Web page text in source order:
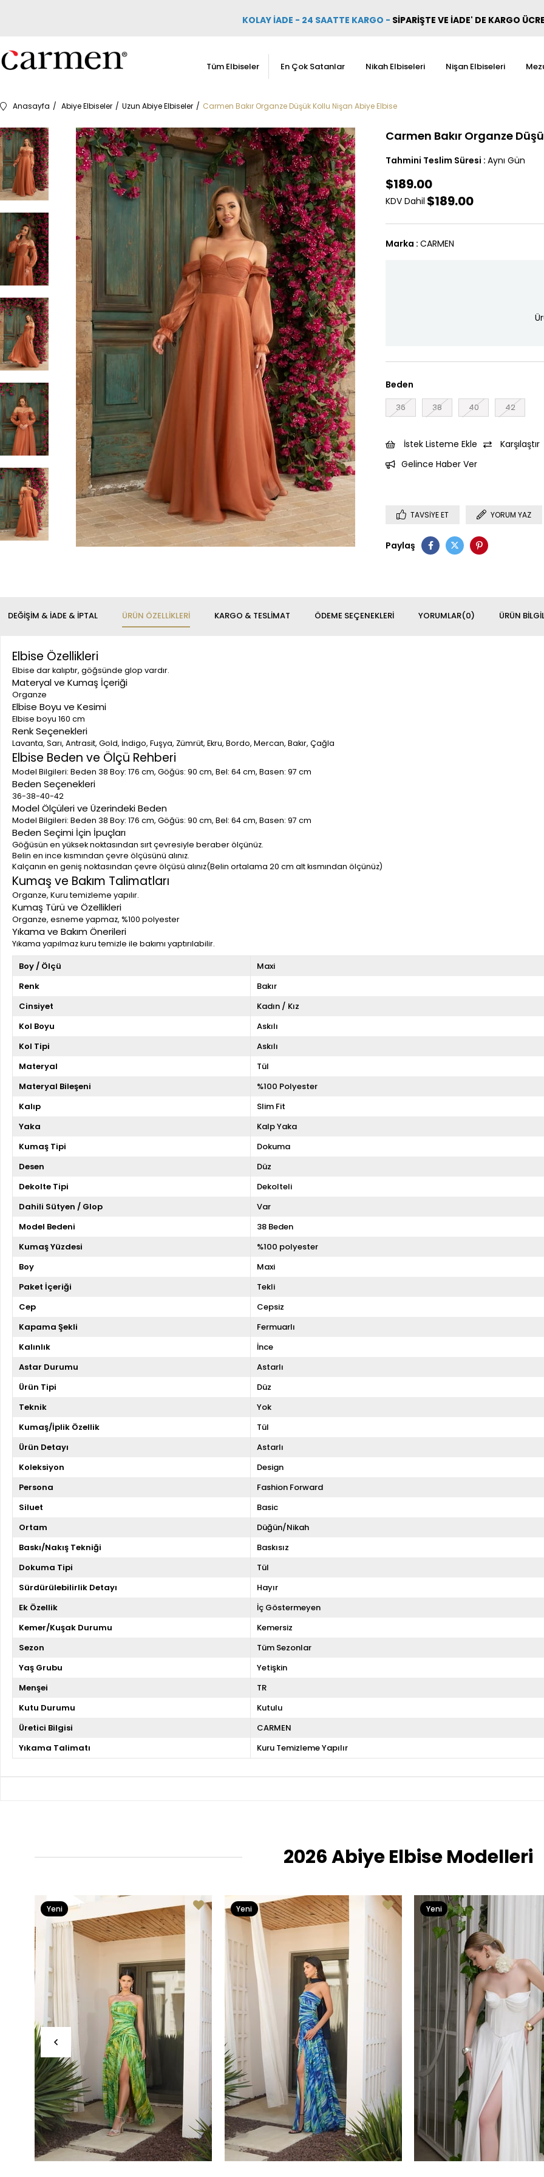
KOLAY İADE - 24 SAATTE KARGO - SİPARİŞTE VE İADE' DE KARGO
Tüm Elbiseler En Çok Satanlar Nikah Elbiseleri Nişan Elbiseleri
Anasayfa Abiye Elbiseler Uzun Abiye Elbiseler Carmen Bakır Organze Düşük Kollu Nişan Abiye Elbise
Carmen Bakır Organze
Tahmini Teslim Süresi : Aynı Gün
$189.00
KDV Dahil $189.00
Marka : CARMEN
Beden
36 38 40 42
İstek Listeme Ekle
Karşılaştır
Gelince Haber Ver
TAVSIYE ET YORUM YAZ
Paylaş
ÜRÜN ÖZELLIKLERI YORUMLAR(0)
ÖDEME SEÇENEKLERI ÜRÜN
DEĞIŞIM & İADE & İPTAL KARGO & TESLIMAT
Elbise Özellikleri
Elbise dar kalıptır, göğsünde glop vardır.
Materyal ve Kumaş İçeriği
Organze
Elbise Boyu ve Kesimi
Elbise boyu 160 cm
Renk Seçenekleri
Lavanta, Sarı, Antrasit, Gold, İndigo, Fuşya, Zümrüt, Ekru, Bordo, Mercan, Bakır, Çağla
Elbise Beden ve Ölçü Rehberi
Model Bilgileri: Beden 38 Boy: 176 cm, Göğüs: 90 cm, Bel: 64 cm, Basen: 97 cm
Beden Seçenekleri
36-38-40-42
Model Ölçüleri ve Üzerindeki Beden
Model Bilgileri: Beden 38 Boy: 176 cm, Göğüs: 90 cm, Bel: 64 cm, Basen: 97 cm
Beden Seçimi İçin İpuçları
Göğüsün en yüksek noktasından sırt çevresiyle beraber ölçünüz.
Belin en ince kısmından çevre ölçüsünü alınız.
Kalçanın en geniş noktasından çevre ölçüsü alınız(Belin ortalama 20 cm alt kısmından ölçünüz)
Kumaş ve Bakım Talimatları
Organze, Kuru temizleme yapılır.
Kumaş Türü ve Özellikleri
Organze, esneme yapmaz, %100 polyester
Yıkama ve Bakım Önerileri
Yıkama yapılmaz kuru temizle ile bakımı yaptırılabilir.
Boy / Ölçü
Maxi
Renk
Bakır
Cinsiyet
Kadın / Kız
Kol Boyu
Askılı
Kol Tipi
Askılı
Materyal
Tül
Materyal Bileşeni
%100 Polyester
Kalıp
Slim Fit
Yaka
Kalp Yaka
Kumaş Tipi
Dokuma
Desen
Düz
Dekolte Tipi
Dekolteli
Dahili Sütyen / Glop
Var
Model Bedeni
38 Beden
Kumaş Yüzdesi
%100 polyester
Boy
Maxi
Paket İçeriği
Tekli
Cep
Cepsiz
Kapama Şekli
Fermuarlı
Kalınlık
İnce
Astar Durumu
Astarlı
Ürün Tipi
Düz
Teknik
Yok
Kumaş/İplik Özellik
Tül
Ürün Detayı
Astarlı
Koleksiyon
Design
Persona
Fashion Forward
Siluet
Basic
Ortam
Düğün/Nikah
Baskı/Nakış Tekniği
Baskısız
Dokuma Tipi
Tül
Sürdürülebilirlik Detayı
Hayır
Ek Özellik
İç Göstermeyen
Kemer/Kuşak Durumu
Kemersiz
Sezon
Tüm Sezonlar
Yaş Grubu
Yetişkin
Menşei
TR
Kutu Durumu
Kutulu
Üretici Bilgisi
CARMEN
Yıkama Talimatı
Kuru Temizleme Yapılır
2026 Abiye Elbise Modelleri
Yeni
Ürün
Yeni
Ürün
Yeni
Ürün